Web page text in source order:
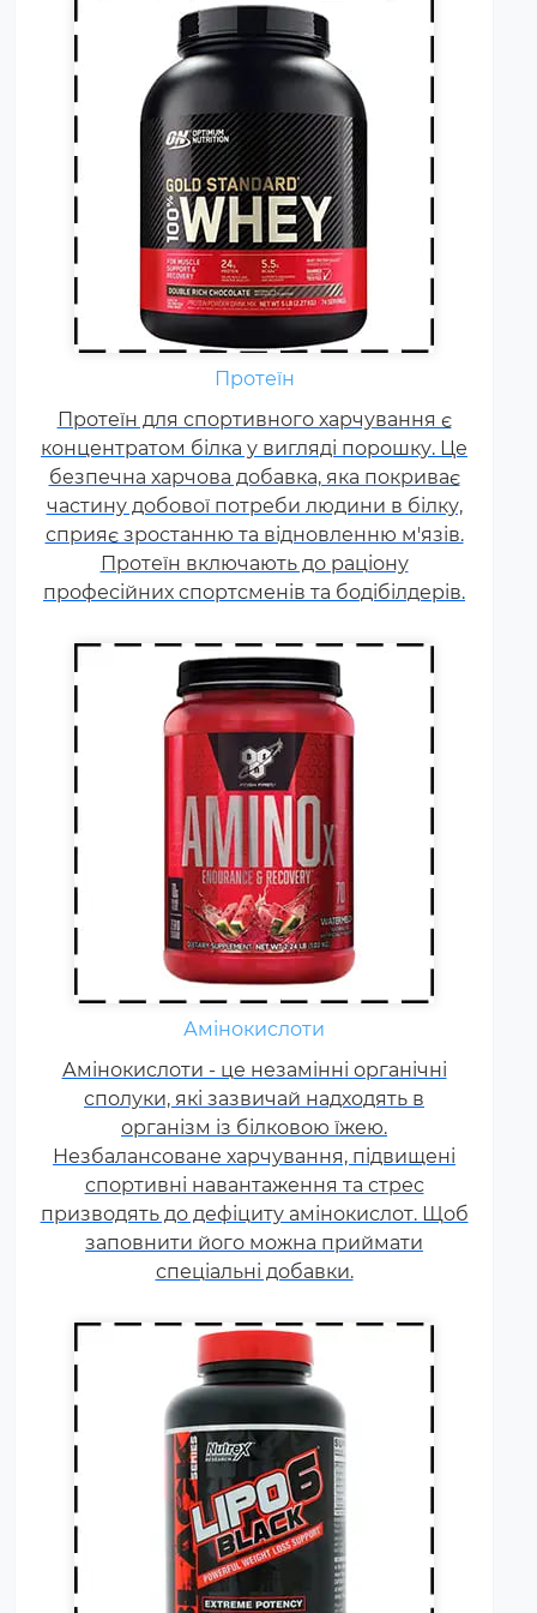
Протеїн
Протеїн для спортивного харчування є
концентратом білка у вигляді порошку. Це
безпечна харчова добавка, яка покриває
частину добової потреби людини в білку,
сприяє зростанню та відновленню м'язів.
Протеїн включають до раціону
професійних спортсменів та бодібілдерів.
Амінокислоти - це незамінні
органічні сполуки, які зазвичай
надходять в організм із
Незбалансоване харчування,
підвищені спортивні
навантаження та стрес
призводять до дефіциту
амінокислот. Щоб заповнити
його можна приймати
спеціальні добавки.
Амінокислоти
Амінокислоти - це незамінні органічні
сполуки, які зазвичай надходять в
організм із білковою їжею.
Незбалансоване харчування, підвищені
спортивні навантаження та стрес
призводять до дефіциту амінокислот. Щоб
заповнити його можна приймати
спеціальні добавки.
Жироспалювачі належать до
спортивних харчових добавок,
які сприяють поліпшенню
результатів тренувань і
допомагають позбавлятися від
зайвого жиру, використовуючи
його в якості додаткового
джерела енергії.